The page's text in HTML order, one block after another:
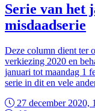
Serie van het
misdaadserie
Deze column dient ter
verkiezing 2020 en
januari tot maandag 1
serie in dit en vele
27 december 2020,